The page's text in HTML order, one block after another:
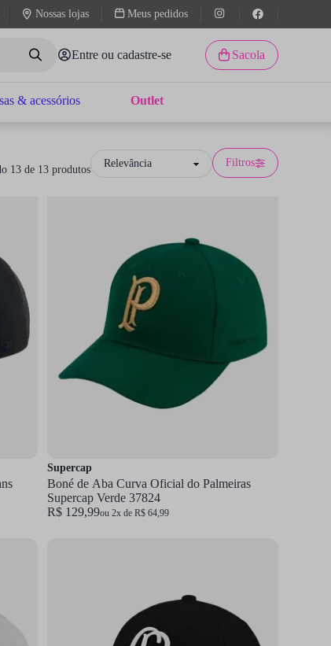
Nossas lojas Meus pedidos
Entre ou cadastre-se Sacola
& acessórios Outlet
13 de 13 produtos
Filtros
Supercap
Boné de Aba Curva Oficial do Palmeiras
Supercap Verde 37824
R$ 129,99ou 2x de R$ 64,99